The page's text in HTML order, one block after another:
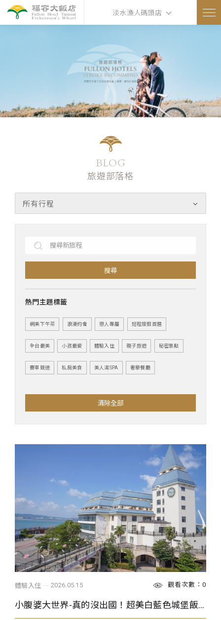
淡水漁人碼頭店
BLOG
旅遊部落格
所有行程
搜尋
熱門主題標籤
網美下午茶 浪漫約會 戀人專屬 短程度假首選
全台最美 小孩最愛 體驗入住 親子旅遊 秘密景點
賽車競速 私房美食 美人湯SPA 奢華餐廳
清除全部
體驗入住 2026.05.15 觀看次數：0
小腹婆大世界-真的沒出國！超美白藍色城堡飯店